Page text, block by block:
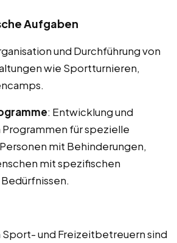
Aufgaben
und Durchführung von
wie Sportturnieren,
: Entwicklung und
für spezielle
mit Behinderungen,
mit spezifischen
Sport- und Freizeitbetreuern sind